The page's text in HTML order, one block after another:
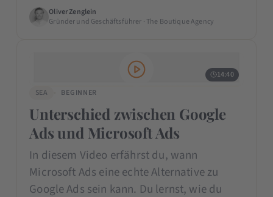
Oliver Zenglein
Gründer und Geschäftsführer · The Boutique Agency
14:40
SEA
BEGINNER
Unterschied zwischen Google
Ads und Microsoft Ads
In diesem Video erfährst du, wann
Microsoft Ads eine echte Alternative zu
Google Ads sein kann. Du lernst, wie du